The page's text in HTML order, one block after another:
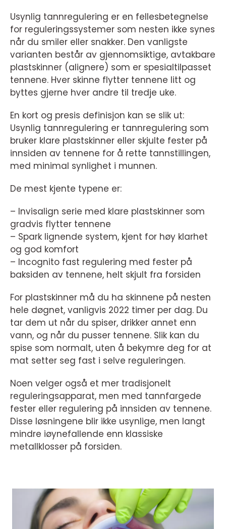
Usynlig tannregulering er en fellesbetegnelse
for reguleringssystemer som nesten ikke synes
når du smiler eller snakker. Den vanligste
varianten består av gjennomsiktige, avtakbare
plastskinner (alignere) som er spesialtilpasset
tennene. Hver skinne flytter tennene litt og
byttes gjerne hver andre til tredje uke.
En kort og presis definisjon kan se slik ut:
Usynlig tannregulering er tannregulering som
bruker klare plastskinner eller skjulte fester på
innsiden av tennene for å rette tannstillingen,
med minimal synlighet i munnen.
De mest kjente typene er:
– Invisalign serie med klare plastskinner som
gradvis flytter tennene
– Spark lignende system, kjent for høy klarhet
og god komfort
– Incognito fast regulering med fester på
baksiden av tennene, helt skjult fra forsiden
For plastskinner må du ha skinnene på nesten
hele døgnet, vanligvis 2022 timer per dag. Du
tar dem ut når du spiser, drikker annet enn
vann, og når du pusser tennene. Slik kan du
spise som normalt, uten å bekymre deg for at
mat setter seg fast i selve reguleringen.
Noen velger også et mer tradisjonelt
reguleringsapparat, men med tannfargede
fester eller regulering på innsiden av tennene.
Disse løsningene blir ikke usynlige, men langt
mindre iøynefallende enn klassiske
metallklosser på forsiden.